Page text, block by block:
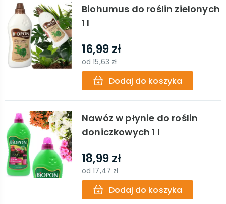
Biohumus do roślin zielonych
1 l
16,99 zł
od15,63 zł
Dodaj do koszyka
Nawóz w płynie do roślin
doniczkowych 1 l
18,99 zł
od17,47 zł
Dodaj do koszyka